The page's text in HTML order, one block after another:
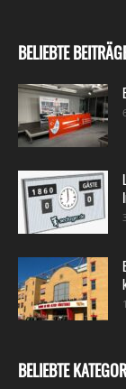
BELIEBTE
BELIEBTE